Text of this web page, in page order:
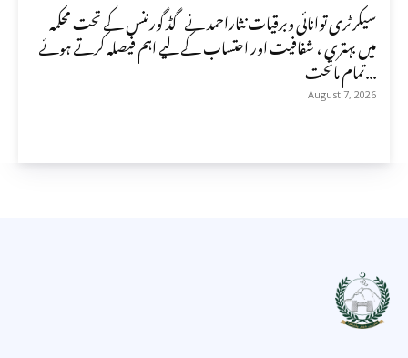
سیکرٹری توانائی وبرقیات نثاراحمد نے گڈ گورننس کے تحت محکمہ
میں بہتری ، شفافیت اور احتساب کے لیے اہم فیصلہ کرتے ہوئے
تمام ماتحت...
August 7, 2026